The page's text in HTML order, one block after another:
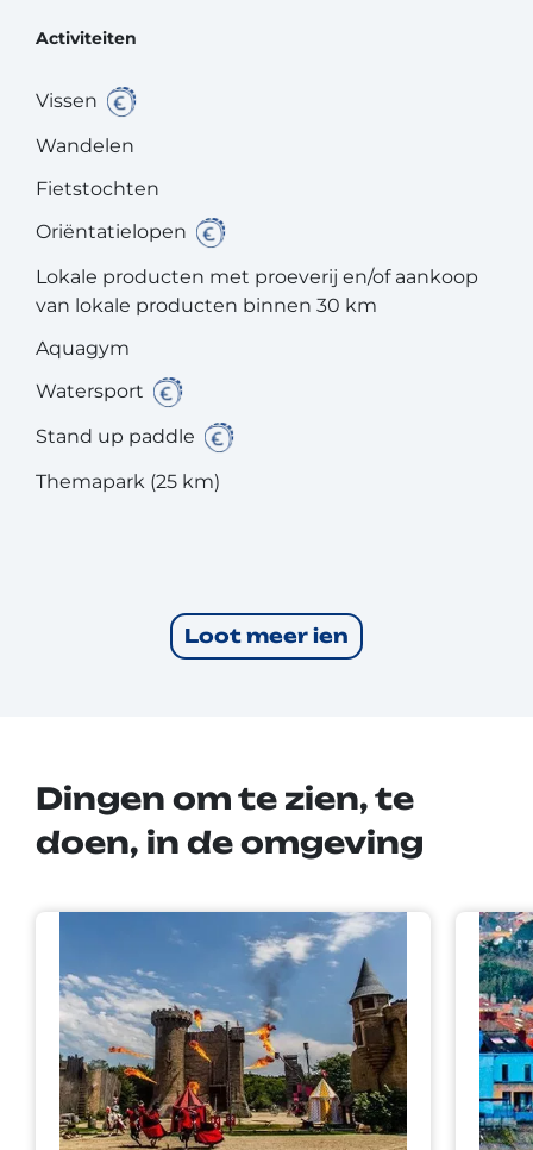
Activiteiten
Vissen
Wandelen
Fietstochten
Oriëntatielopen
Lokale producten met proeverij en/of aankoop
van lokale producten binnen 30 km
Aquagym
Watersport
Stand up paddle
Themapark (25 km)
Loot meer ien
Dingen om te zien, te
doen, in de omgeving